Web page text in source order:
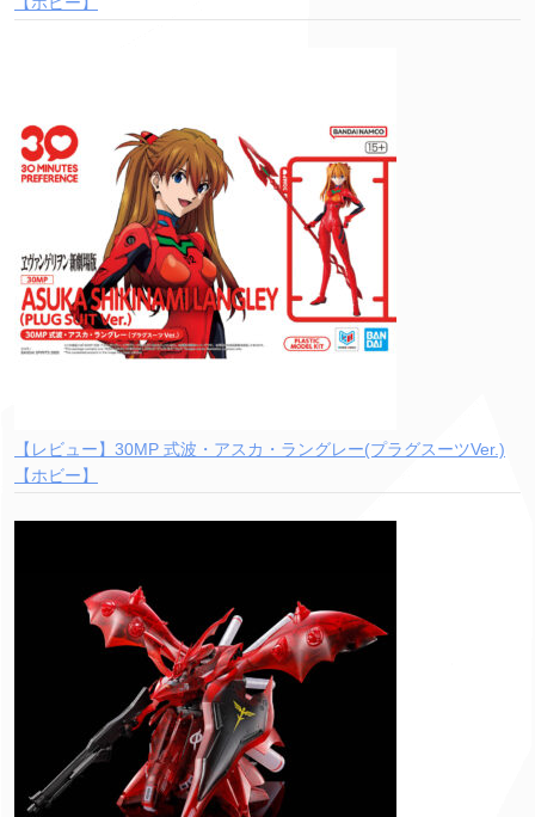
【レビュー】30MP 式波・アスカ・ラングレー(プラグスーツVer.)
【ホビー】